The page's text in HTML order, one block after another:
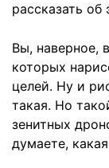
рассказать об
Вы, наверное,
которых
целей. Ну и
такая. Но
зенитных
думаете,